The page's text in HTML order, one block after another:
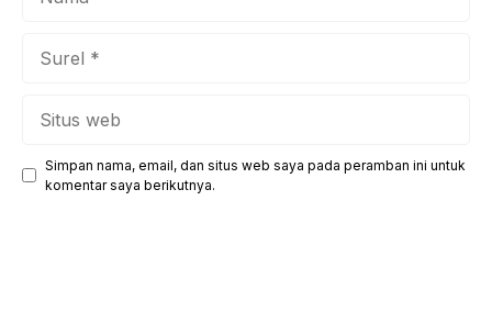
Simpan nama, email, dan situs web saya pada peramban ini untuk
komentar saya berikutnya.